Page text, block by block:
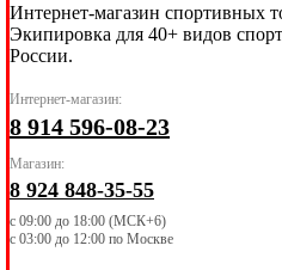
Интернет-магазин спортивных
Экипировка для 40+ видов
России.
Интернет-магазин:
8 914 596-08-23
Магазин:
8 924 848-35-55
с 09:00 до 18:00 (МСК+6)
с 03:00 до 12:00 по Москве